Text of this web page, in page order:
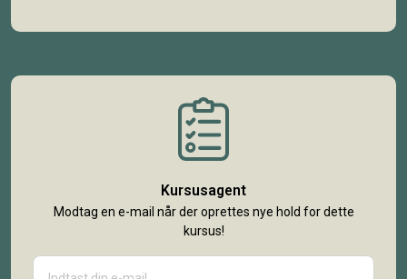
Kursusagent
Modtag en e-mail når der oprettes nye hold for dette
kursus!